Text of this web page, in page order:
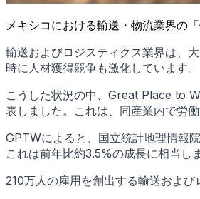
メキシコにおける輸送・物流業界の
輸送およびロジスティクス業界は、
時に人材獲得競争も激化しています。
こうした状況の中、Great Place to
表しました。これは、同産業内で労
GPTWによると、国立統計地理情報
これは前年比約3.5%の成長に相当しま
210万人の雇用を創出する輸送およ